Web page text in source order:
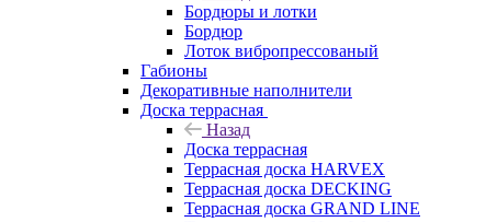
Бордюры и лотки
Бордюр
Лоток вибропрессованый
Габионы
Декоративные наполнители
Доска террасная
Назад
Доска террасная
Террасная доска HARVEX
Террасная доска DECKING
Террасная доска GRAND LINE